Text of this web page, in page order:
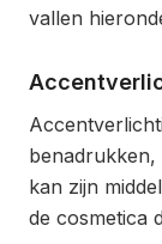
vallen
kan zijn
de cosmetica